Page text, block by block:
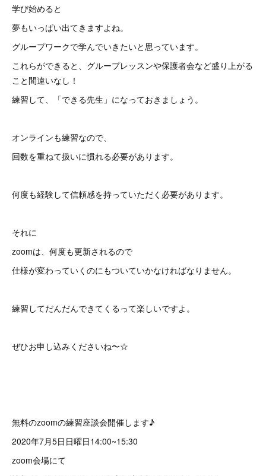
学び始めると
夢もいっぱい出てきますよね。
グループワークで学んでいきたいと思っています。
これらができると、グループレッスンや保護者会など盛り上がる
こと間違いなし！
練習して、「できる先生」になっておきましょう。
オンラインも練習なので、
回数を重ねて扱いに慣れる必要があります。
何度も経験して信頼感を持っていただく必要があります。
それに
zoomは、何度も更新されるので
仕様が変わっていくのにもついていかなければなりません。
練習してだんだんできてくるって楽しいですよ。
ぜひお申し込みくださいね〜☆
無料のzoomの練習座談会開催します♪
2020年7月5日日曜日14:00~15:30
zoom会場にて